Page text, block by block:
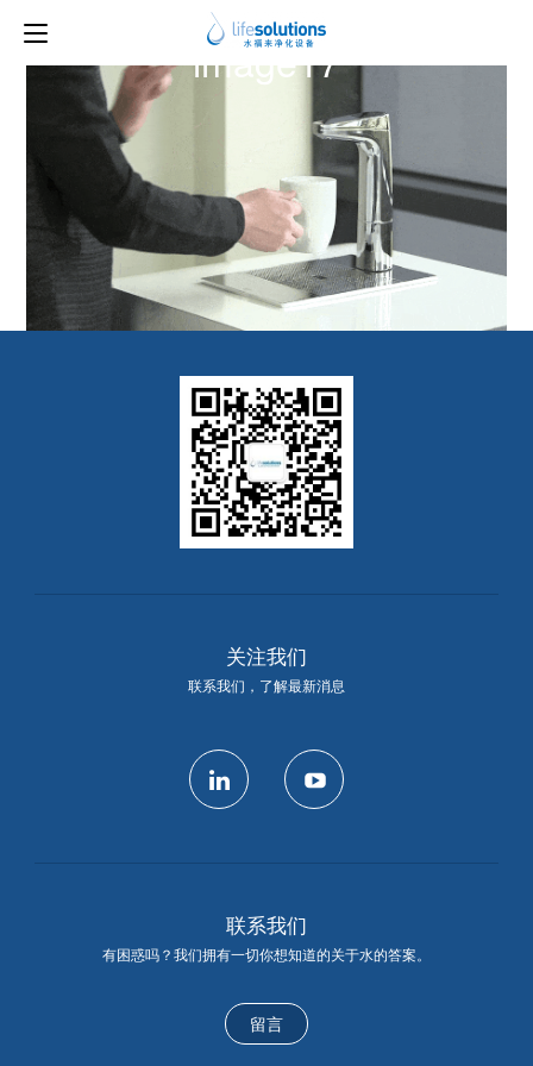
上一图片
image17
关注我们
联系我们，了解最新消息
联系我们
有困惑吗？我们拥有一切你想知道的关于水的答案。
留言